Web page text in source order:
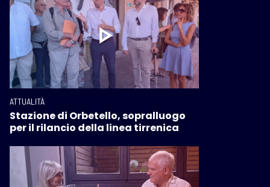
ATTUALITÀ
Stazione di Orbetello, sopralluogo
per il rilancio della linea tirrenica